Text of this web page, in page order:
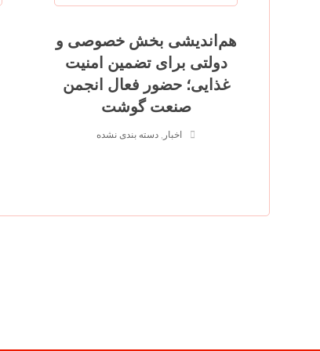
هم‌اندیشی بخش خصوصی و
دولتی برای تضمین امنیت
غذایی؛ حضور فعال انجمن
صنعت گوشت
اخبار دسته بندی نشده